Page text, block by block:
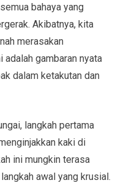
bahaya yang
Akibatnya, kita
merasakan
adalah gambaran nyata
dalam ketakutan dan
langkah pertama
kaki di
ini mungkin terasa
awal yang krusial.